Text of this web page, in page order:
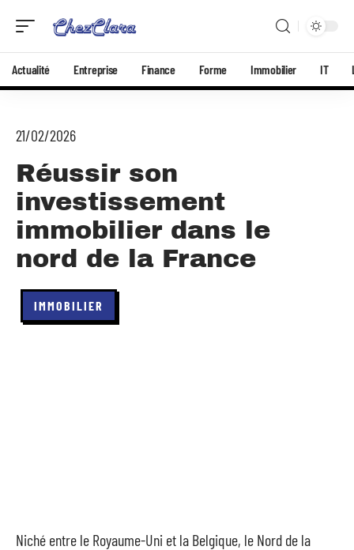
Actualité Entreprise Finance Forme Immobilier IT
21/02/2026
Réussir son
investissement
immobilier dans le
nord de la France
IMMOBILIER
Niché entre le Royaume-Uni et la Belgique, le Nord de la